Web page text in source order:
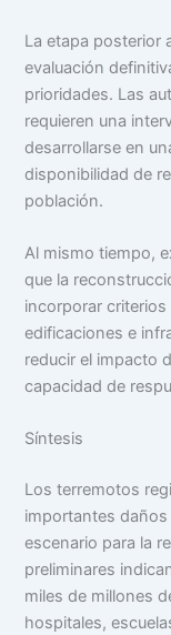
La etapa posterior
evaluación
prioridades. Las
requieren una
desarrollarse en
disponibilidad de
población.
Al mismo tiempo,
que la
incorporar
edificaciones e
reducir el impacto
capacidad de
Síntesis
Los terremotos
importantes
escenario para la
preliminares
miles de millones
hospitales,